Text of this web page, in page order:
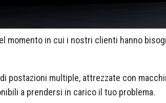
momento in cui i nostri clienti hanno
postazioni multiple, attrezzate con
a prendersi in carico il tuo problema.